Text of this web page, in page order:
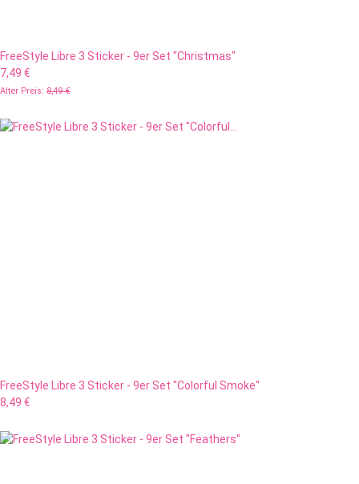
FreeStyle Libre 3 Sticker - 9er Set "Christmas"
7,49 €
Alter Preis: 8,49 €
FreeStyle Libre 3 Sticker - 9er Set "Colorful Smoke"
8,49 €